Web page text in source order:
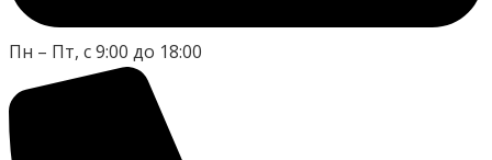
Пн – Пт, с 9:00 до 18:00